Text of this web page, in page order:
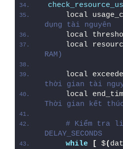
local
dụng tài nguyên
local
local
RAM)
local
thời gian tài
local
Thời gian kết
# Kiểm tra
DELAY_SECONDS
while
[ $(